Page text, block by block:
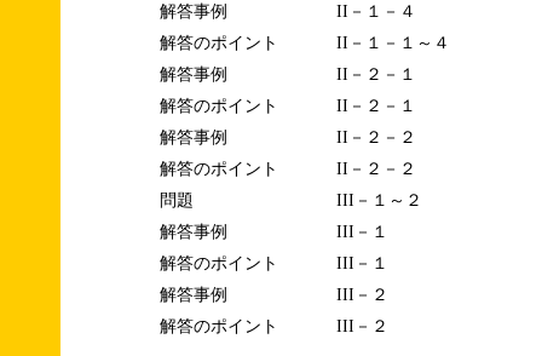
解答事例
II－１－４
解答のポイント
II－１－１～４
解答事例
II－２－１
解答のポイント
II－２－１
解答事例
II－２－２
解答のポイント
II－２－２
問題
III－１～２
解答事例
III－１
解答のポイント
III－１
解答事例
III－２
解答のポイント
III－２